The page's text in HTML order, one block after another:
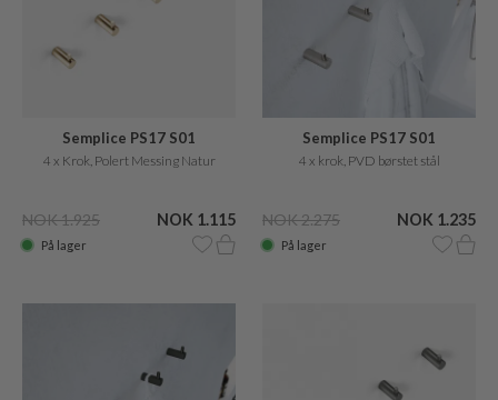
Semplice PS17 S01
4 x Krok, Polert Messing Natur
NOK 1.925 NOK 1.115
På lager
Semplice PS17 S01
4 x krok, PVD børstet stål
NOK 2.275 NOK 1.235
På lager